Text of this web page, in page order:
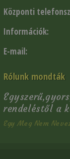
Központi
Információk:
E-mail:
Rólunk mondták
rendeléstől a
Egy Meg Nem